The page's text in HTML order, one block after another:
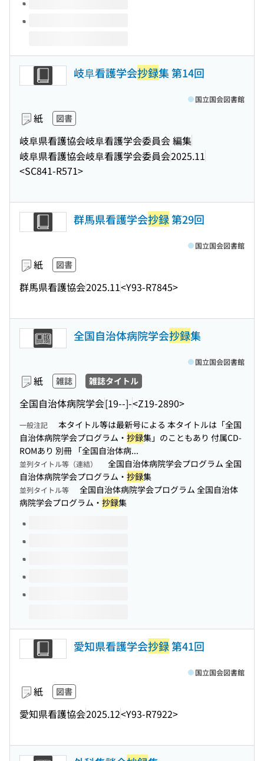
岐阜看護学会抄録集 第14回
紙 図書
岐阜県看護協会岐阜看護学会委員会 編集
岐阜県看護協会岐阜看護学会委員会2025.11
<SC841-R571>
国立国会図書館
群馬県看護学会抄録第29回
紙 図書
群馬県看護協会2025.11<Y93-R7845>
国立国会図書館
全国自治体病院学会抄録集
紙 雑誌 雑誌タイトル
全国自治体病院学会[19--]-<Z19-2890>
国立国会図書館
一般注記
本タイトル等は最新号による 本タイトルは「全国
自治体病院学会プログラム・ 抄録集」のこともあり 付属CD-
ROMあり 別冊 「全国自治体病...
並列タイトル等（連結）
全国自治体病院学会プログラム 全国
自治体病院学会プログラム・ 抄録集
並列タイトル等
全国自治体病院学会プログラム 全国自治体
病院学会プログラム・ 抄録集
このタイトルの巻号
愛知県看護学会抄録第41回
紙 図書
愛知県看護協会2025.12<Y93-R7922>
国立国会図書館